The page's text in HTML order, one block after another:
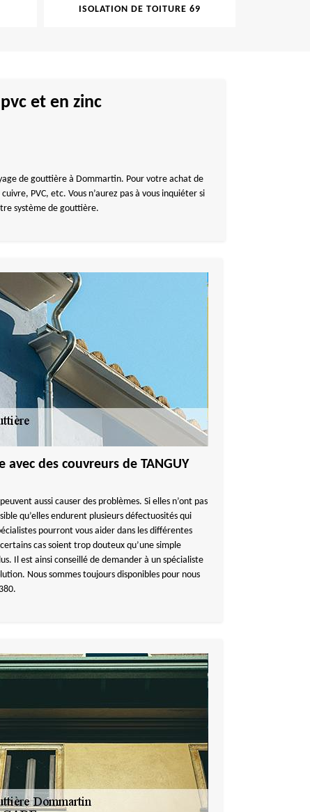
ISOLATION DE TOITURE 69
et en zinc
de gouttière à Dommartin. Pour votre achat de
PVC, etc. Vous n’aurez pas à vous inquiéter si
système de gouttière.
des couvreurs de TANGUY
aussi causer des problèmes. Si elles n’ont pas
qu’elles endurent plusieurs défectuosités qui
pourront vous aider dans les différentes
cas soient trop douteux qu’une simple
Il est ainsi conseillé de demander à un spécialiste
Nous sommes toujours disponibles pour nous